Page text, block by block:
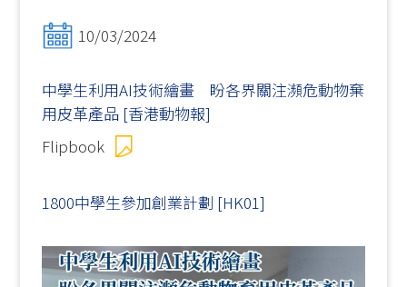
10/03/2024
中學生利用AI技術繪畫 盼各界關注瀕危動物棄
用皮革產品 [香港動物報]
Flipbook
1800中學生參加創業計劃 [HK01]